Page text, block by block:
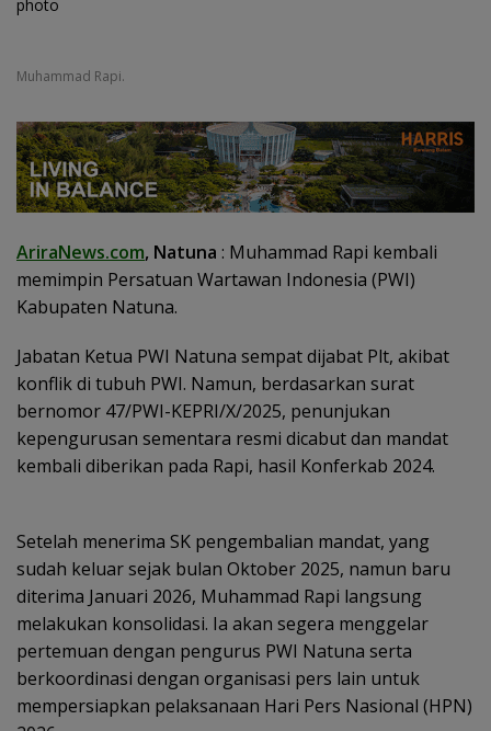
Muhammad Rapi.
AriraNews.com, Natuna : Muhammad Rapi kembali
memimpin Persatuan Wartawan Indonesia (PWI)
Kabupaten Natuna.
Jabatan Ketua PWI Natuna sempat dijabat Plt, akibat
konflik di tubuh PWI. Namun, berdasarkan surat
bernomor 47/PWI-KEPRI/X/2025, penunjukan
kepengurusan sementara resmi dicabut dan mandat
kembali diberikan pada Rapi, hasil Konferkab 2024.
Setelah menerima SK pengembalian mandat, yang
sudah keluar sejak bulan Oktober 2025, namun baru
diterima Januari 2026, Muhammad Rapi langsung
melakukan konsolidasi. Ia akan segera menggelar
pertemuan dengan pengurus PWI Natuna serta
berkoordinasi dengan organisasi pers lain untuk
mempersiapkan pelaksanaan Hari Pers Nasional (HPN)